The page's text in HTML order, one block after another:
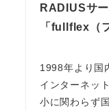
RADIUSサ
「fullflex（
1998年より国
インターネッ
小に関わらず